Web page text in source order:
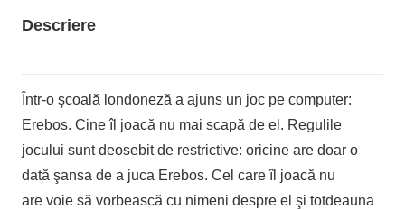
Descriere
Într-o şcoală londoneză a ajuns un joc pe computer:
Erebos. Cine îl joacă nu mai scapă de el. Regulile
jocului sunt deosebit de restrictive: oricine are doar o
dată şansa de a juca Erebos. Cel care îl joacă nu
are voie să vorbească cu nimeni despre el şi totdeauna